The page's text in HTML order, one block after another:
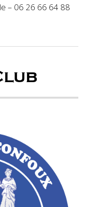
– 06 26 66 64 88